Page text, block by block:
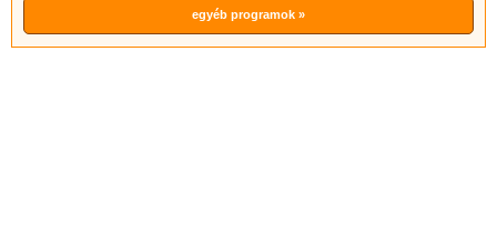
egyéb programok »